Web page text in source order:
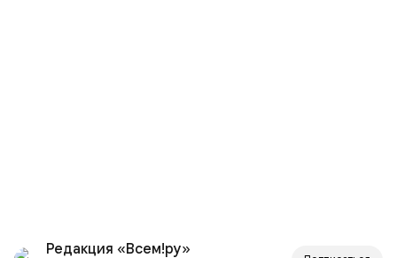
Редакция «Всем!ру»